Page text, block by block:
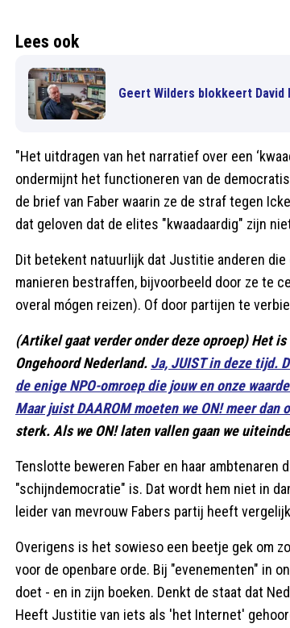
Lees ook
Geert Wilders blokkeert
"Het uitdragen van het narratief over een
ondermijnt het functioneren van de
de brief van Faber waarin ze de straf tegen
dat geloven dat de elites "kwaadaardig" zijn
Dit betekent natuurlijk dat Justitie anderen die
manieren bestraffen, bijvoorbeeld door ze te
overal mógen reizen). Of door partijen te
(Artikel gaat verder onder deze oproep) Het
Ongehoord Nederland. Ja, JUIST in deze tijd.
de enige NPO-omroep die jouw en onze
Maar juist DAAROM moeten we ON! meer dan
sterk. Als we ON! laten vallen gaan we
Tenslotte beweren Faber en haar ambtenaren
"schijndemocratie" is. Dat wordt hem niet in
leider van mevrouw Fabers partij heeft
Overigens is het sowieso een beetje gek om
voor de openbare orde. Bij "evenementen" in
doet - en in zijn boeken. Denkt de staat dat
Heeft Justitie van iets als 'het Internet'